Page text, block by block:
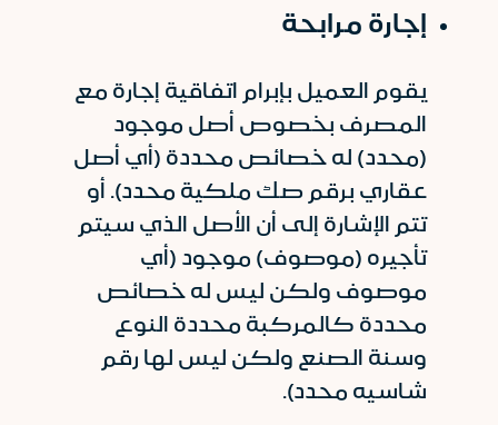
إجارة مرابحة
يقوم العميل بإبرام اتفاقية إجارة مع
المصرف بخصوص أصل موجود
(محدد) له خصائص محددة (أي أصل
عقاري برقم صك ملكية محدد). أو
تتم الإشارة إلى أن الأصل الذي سيتم
تأجيره (موصوف) موجود (أي
موصوف ولكن ليس له خصائص
محددة كالمركبة محددة النوع
وسنة الصنع ولكن ليس لها رقم
شاسيه محدد).